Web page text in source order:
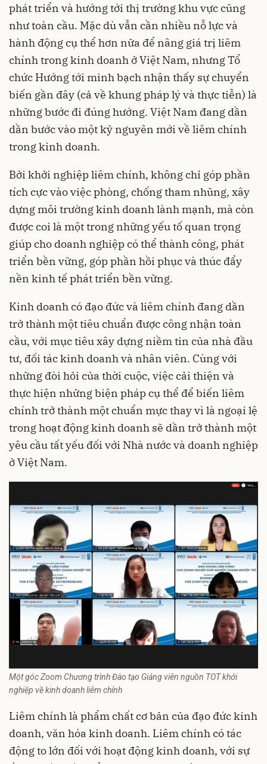
phát triển và hướng tới thị trường khu vực cũng
như toàn cầu. Mặc dù vẫn cần nhiều nỗ lực và
hành động cụ thể hơn nữa để nâng giá trị liêm
chính trong kinh doanh ở Việt Nam, nhưng Tổ
chức Hướng tới minh bạch nhận thấy sự chuyển
biến gần đây (cả về khung pháp lý và thực tiễn) là
những bước đi đúng hướng. Việt Nam đang dần
dần bước vào một kỷ nguyên mới về liêm chính
trong kinh doanh.
Bởi khởi nghiệp liêm chính, không chỉ góp phần
tích cực vào việc phòng, chống tham nhũng, xây
dựng môi trường kinh doanh lành mạnh, mà còn
được coi là một trong những yếu tố quan trọng
giúp cho doanh nghiệp có thể thành công, phát
triển bền vững, góp phần hồi phục và thúc đẩy
nền kinh tế phát triển bền vững.
Kinh doanh có đạo đức và liêm chính đang dần
trở thành một tiêu chuẩn được công nhận toàn
cầu, với mục tiêu xây dựng niềm tin của nhà đầu
tư, đối tác kinh doanh và nhân viên. Cùng với
những đòi hỏi của thời cuộc, việc cải thiện và
thực hiện những biện pháp cụ thể để biến liêm
chính trở thành một chuẩn mực thay vì là ngoại lệ
trong hoạt động kinh doanh sẽ dần trở thành một
yêu cầu tất yếu đối với Nhà nước và doanh nghiệp
ở Việt Nam.
Một góc Zoom Chương trình Đào tạo Giảng viên nguồn TOT khởi
nghiệp về kinh doanh liêm chính
Liêm chính là phẩm chất cơ bản của đạo đức kinh
doanh, văn hóa kinh doanh. Liêm chính có tác
động to lớn đối với hoạt động kinh doanh, với sự